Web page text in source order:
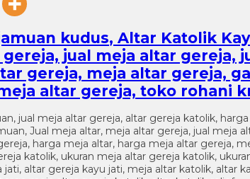
kudus, Altar Katolik
jual meja altar
gereja, meja altar gereja,
altar gereja, toko rohani